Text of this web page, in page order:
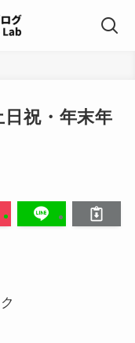
祝・年末年